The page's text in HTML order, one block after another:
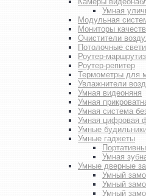
Умная
Модульная
Мониторы
Очистители
Потолочные
Роутер-
Роутер-репитер
Термометры для
Увлажнители
Умная видеоняня
Умная
Умная система
Умная цифровая
Умные
Умные гаджеты
Умная
Умные дверные
Умный
Умный
Умный